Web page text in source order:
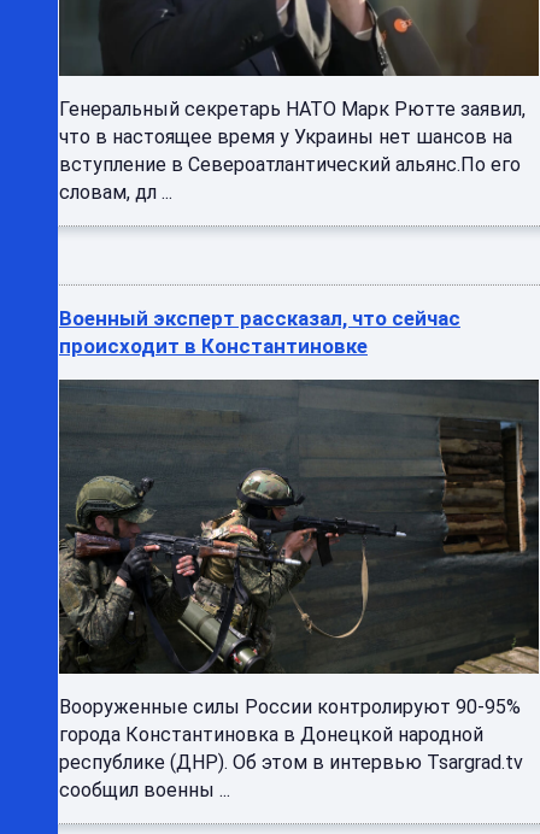
Генеральный секретарь НАТО Марк Рютте заявил,
что в настоящее время у Украины нет шансов на
вступление в Североатлантический альянс.По его
словам, дл ...
Военный эксперт рассказал, что сейчас
происходит в Константиновке
Вооруженные силы России контролируют 90-95%
города Константиновка в Донецкой народной
республике (ДНР). Об этом в интервью Tsargrad.tv
сообщил военны ...